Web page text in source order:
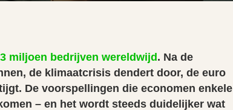
miljoen bedrijven wereldwijd . Na de
de klimaatcrisis dendert door, de euro
De voorspellingen die economen enkele
– en het wordt steeds duidelijker wat